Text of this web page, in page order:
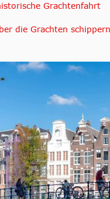
Grachtenfahrt
die Grachten schippern